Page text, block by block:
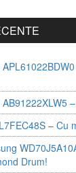
AB91222XLW5
– Cu
Drum!